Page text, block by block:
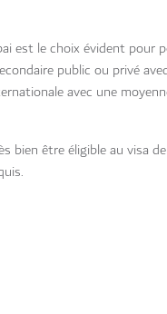
est le choix évident pour
public ou privé
avec une
être éligible au visa